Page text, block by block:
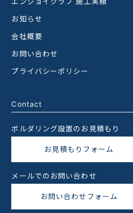
お知らせ
会社概要
お問い合わせ
プライバシーポリシー
Contact
ボルダリング設置のお見積もり
お見積もりフォーム
メールでのお問い合わせ
お問い合わせフォーム